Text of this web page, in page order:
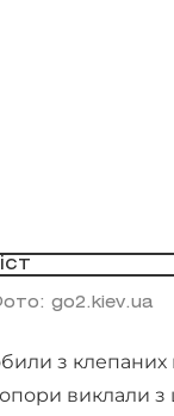
go2.kiev.ua
з клепаних
опори виклали з